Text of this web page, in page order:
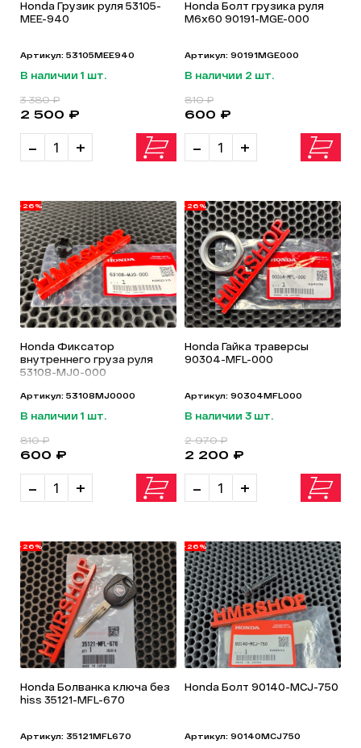
Honda Грузик руля 53105-
MEE-940
Артикул: 53105MEE940
В наличии 1 шт.
- +
2 500 ₽
3 380 ₽
Honda Болт грузика руля
М6х60 90191-MGE-000
Артикул: 90191MGE000
В наличии 2 шт.
- +
600 ₽
810 ₽
-26%
Honda Фиксатор
внутреннего груза руля
53108-MJ0-000
Артикул: 53108MJ0000
В наличии 1 шт.
- +
600 ₽
810 ₽
-26%
Honda Гайка траверсы
90304-MFL-000
Артикул: 90304MFL000
В наличии 3 шт.
- +
2 200 ₽
2 970 ₽
-26%
Honda Болванка ключа без
hiss 35121-MFL-670
Артикул: 35121MFL670
-26%
Honda Болт 90140-MCJ-750
Артикул: 90140MCJ750